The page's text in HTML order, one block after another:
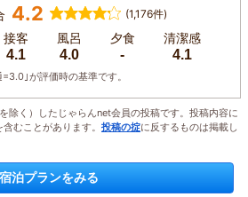
4.2 (1,176件)
接客
4.1
風呂
4.0
夕食
-
清潔感
4.1
｣が評価時の基準です。
除く）したじゃらんnet会員の投稿です。投稿内容に
むことがあります。 投稿の掟に反するものは掲載し
宿泊プランをみる